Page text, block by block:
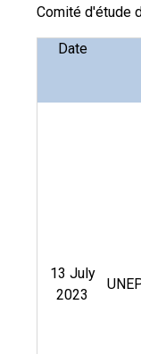
Comité d'étude
Date
13 July
2023